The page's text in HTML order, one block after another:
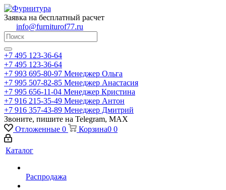
Заявка на бесплатный расчет
info@furniturof77.ru
+7 495 123-36-64
+7 495 123-36-64
+7 993 695-80-97 Менеджер Ольга
+7 995 507-82-85 Менеджер Анастасия
+7 995 656-11-04 Менеджер Кристина
+7 916 215-35-49 Менеджер Антон
+7 916 357-43-89 Менеджер Дмитрий
Звоните, пишите на Telegram, MAX
Отложенные 0 Корзина0 0
Каталог
Распродажа